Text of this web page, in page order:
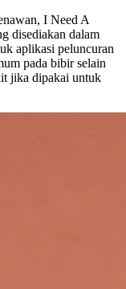
I Need A
disediakan dalam
aplikasi peluncuran
pada bibir selain
jika dipakai untuk